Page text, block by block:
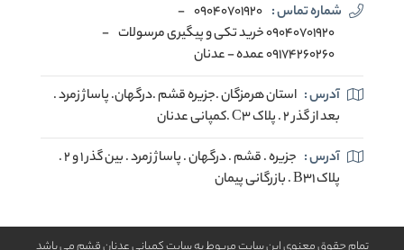
شماره تماس : 09040701920
-
09040701920 خرید تکی و پیگیری مرسولات
-
09174260260 عمده - عدنان
آدرس : استان هرمزگان .جزیره قشم .درگهان. پاساژ زمرد .
بعد از گذر 2 . پلاک C3 .کمپانی عدنان
آدرس :
جزیره . قشم . درگهان . پاساژ زمرد . بین گذر 1 و 2 .
پلاک B31 . بازرگانی پیمان